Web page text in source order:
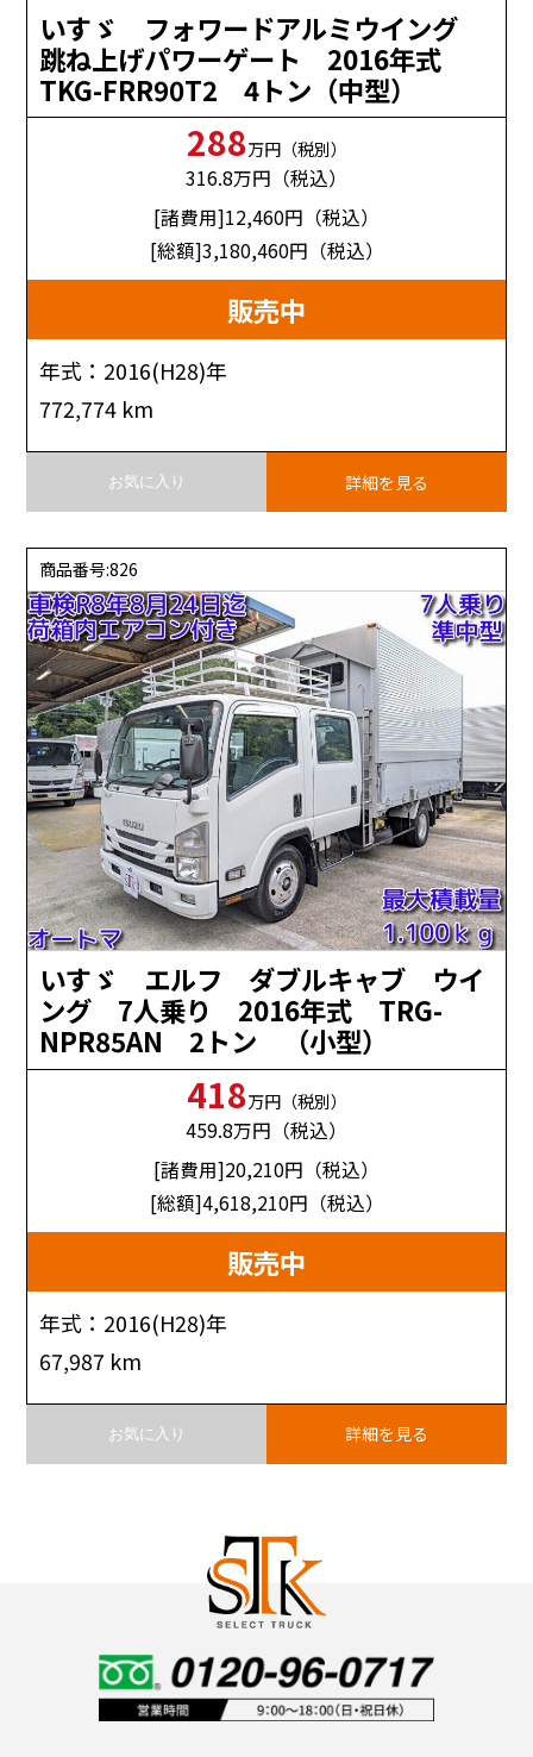
いすゞ フォワードアルミウイング
跳ね上げパワーゲート 2016年式
TKG-FRR90T2 4トン（中型）
288万円（税別）
316.8万円（税込）
[諸費用]12,460円（税込）
[総額]3,180,460円（税込）
販売中
年式：2016(H28)年
772,774 km
お気に入り 詳細を見る
商品番号:826
いすゞ エルフ ダブルキャブ ウイ
ング 7人乗り 2016年式 TRG-
NPR85AN 2トン （小型）
418万円（税別）
459.8万円（税込）
[諸費用]20,210円（税込）
[総額]4,618,210円（税込）
販売中
年式：2016(H28)年
67,987 km
お気に入り 詳細を見る